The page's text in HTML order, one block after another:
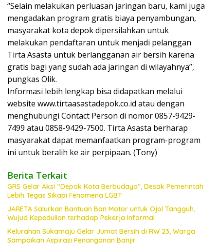
“Selain melakukan perluasan jaringan baru, kami juga
mengadakan program gratis biaya penyambungan,
masyarakat kota depok dipersilahkan untuk
melakukan pendaftaran untuk menjadi pelanggan
Tirta Asasta untuk berlangganan air bersih karena
gratis bagi yang sudah ada jaringan di wilayahnya”,
pungkas Olik.
Informasi lebih lengkap bisa didapatkan melalui
website www.tirtaasastadepok.co.id atau dengan
menghubungi Contact Person di nomor 0857-9429-
7499 atau 0858-9429-7500. Tirta Asasta berharap
masyarakat dapat memanfaatkan program-program
ini untuk beralih ke air perpipaan. (Tony)
Berita Terkait
GRS Gelar Aksi “Depok Kota Berbudaya”, Desak Pemerintah
Lebih Tegas Sikapi Fenomena LGBT
JARETA Salurkan Bantuan Ban Motor untuk Ojol Tangguh,
Wujud Kepedulian terhadap Pekerja Informal
Kelurahan Sukamaju Gelar Jumat Bersih di RW 23, Warga
Sampaikan Aspirasi Penanganan Banjir